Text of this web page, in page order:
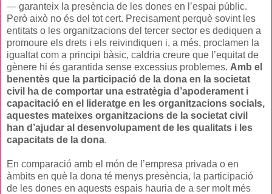
— garanteix la presència de les dones en l’espai públic.
Però això no és del tot cert. Precisament perquè sovint les
entitats o les organitzacions del tercer sector es dediquen a
promoure els drets i els reivindiquen i, a més, proclamen la
igualtat com a principi bàsic, caldria creure que l’equitat de
gènere hi és garantida sense excessius problemes. Amb el
benentès que la participació de la dona en la societat
civil ha de comportar una estratègia d’apoderament i
capacitació en el lideratge en les organitzacions socials,
aquestes mateixes organitzacions de la societat civil
han d’ajudar al desenvolupament de les qualitats i les
capacitats de la dona.
En comparació amb el món de l’empresa privada o en
àmbits en què la dona té menys presència, la participació
de les dones en aquests espais hauria de a ser molt més